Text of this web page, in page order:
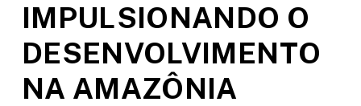
IMPULSIONANDO O
DESENVOLVIMENTO
NA AMAZÔNIA